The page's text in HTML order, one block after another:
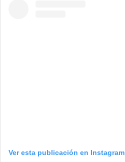
Ver esta publicación en Instagram